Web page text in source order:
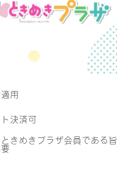
用
決済可
きめきプラザ会員である旨